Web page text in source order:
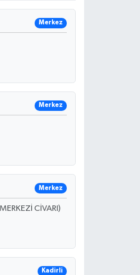
Merkez
Merkez
Merkez
CİVARI)
Kadirli